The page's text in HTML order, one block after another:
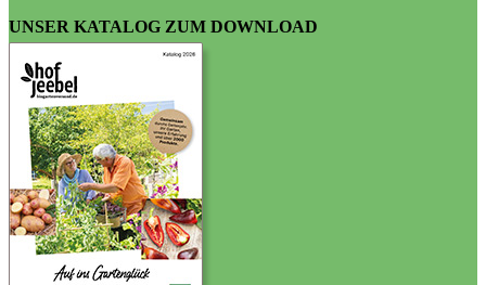
UNSER KATALOG ZUM DOWNLOAD